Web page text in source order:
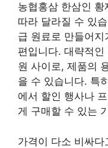
농협홍삼 한삼인
따라 달라질 수 있
급 원료로 만들어
편입니다. 대략적
원 사이로, 제품의
을 수 있습니다. 특
에서 할인 행사나
게 구매할 수 있는
가격이 다소 비싸